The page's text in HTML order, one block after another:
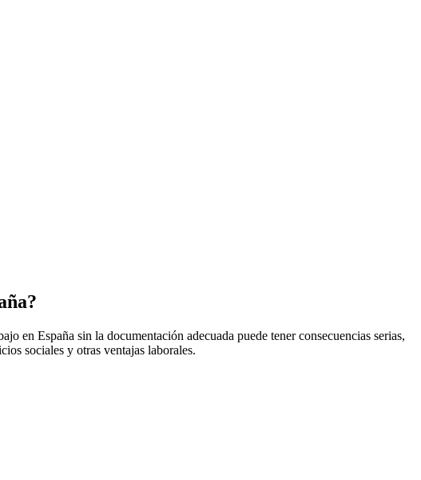
en España sin la documentación adecuada puede tener consecuencias serias,
sociales y otras ventajas laborales.